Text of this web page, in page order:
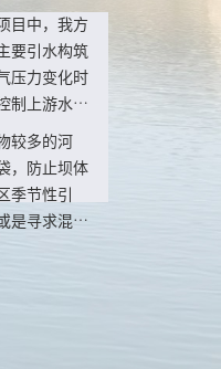
目中，我方
要引水构筑
压力变化时
制上游水
较多的河
，防止坝体
季节性引
是寻求混凝